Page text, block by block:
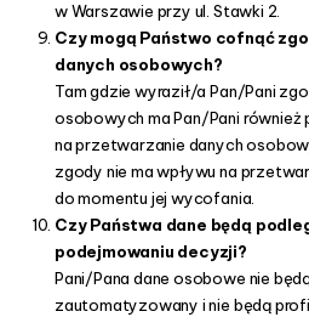
w Warszawie przy ul. Stawki 2.
Czy mogą Państwo cofnąć
danych osobowych?
Tam gdzie wyraził/a Pan/Pani
osobowych ma Pan/Pani
na przetwarzanie danych
zgody nie ma wpływu na
do momentu jej wycofania.
Czy Państwa dane będą
podejmowaniu decyzji?
Pani/Pana dane osobowe nie
zautomatyzowany i nie będą